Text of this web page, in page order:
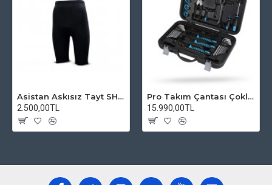
Asistan Askısız Tayt SH20 Pedli Siyah
2.500,00TL
Pro Takım Çantası Çoklu Tamir Seti
15.990,00TL